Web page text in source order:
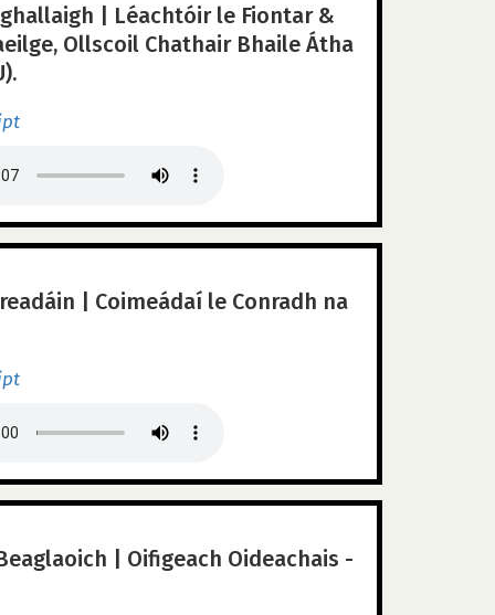
| Léachtóir le Fiontar &
Ollscoil Chathair Bhaile Átha
| Coimeádaí le Conradh na
| Oifigeach Oideachais -